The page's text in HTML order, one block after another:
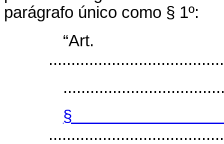
parágrafo único como § 1º:
§